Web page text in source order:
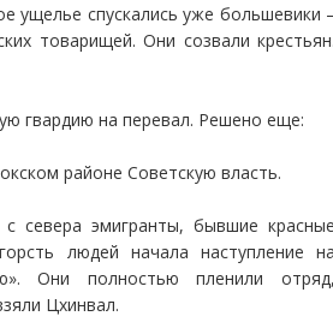
ущелье спускались уже большевики
товарищей. Они созвали
гвардию на перевал. Решено еще:
районе Советскую власть.
севера эмигранты, бывшие
людей начала наступление
Они полностью пленили
Цхинвал.